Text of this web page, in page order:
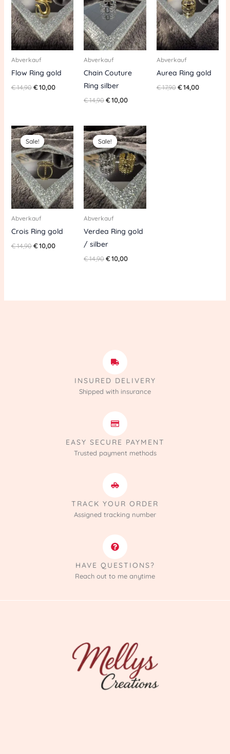
Abverkauf
Flow Ring gold
€14,90 €10,00
Abverkauf
Chain Couture
Ring silber
€14,90€10,00
Abverkauf
Aurea Ring gold
€17,90 €14,00
Sale!
Sale!
Abverkauf
Crois Ring gold
€14,90
Original
price
was:
€ 14,90.
€10,00
Current
price
is:
€ 10,00.
Sale!
Sale!
Abverkauf
Verdea Ring gold
/ silber
€14,90
Original
price
was:
€ 14,90.
€10,00
Current
price
is:
€ 10,00.
INSURED DELIVERY
Shipped with insurance
EASY SECURE PAYMENT
Trusted payment methods
TRACK YOUR ORDER
Assigned tracking number
HAVE QUESTIONS?
Reach out to me anytime